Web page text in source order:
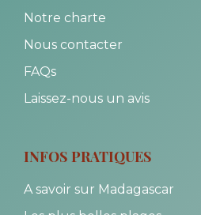
Notre charte
Nous contacter
FAQs
Laissez-nous un avis
INFOS PRATIQUES
A savoir sur Madagascar